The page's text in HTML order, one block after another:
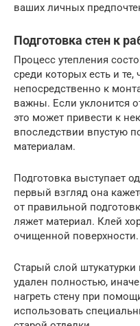
ваших личных
Подготовка стен к
Процесс утепления
среди которых есть и те,
непосредственно к
важны. Если уклонится
это может привести к
впоследствии впустую
материалам.
Подготовка выступает
первый взгляд она
от правильной
ляжет материал. Клей
очищенной поверхности.
Старый слой
удален полностью,
нагреть стену при
использовать